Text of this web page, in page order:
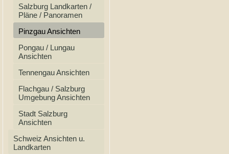
Salzburg Landkarten /
Pläne / Panoramen
Pinzgau Ansichten
Pongau / Lungau
Ansichten
Tennengau Ansichten
Flachgau / Salzburg
Umgebung Ansichten
Stadt Salzburg
Ansichten
Schweiz Ansichten u.
Landkarten